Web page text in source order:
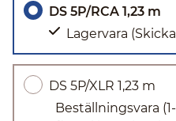
DS 5P/RCA 1,23 m
Lagervara
DS 5P/XLR 1,23 m
Beställningsvara